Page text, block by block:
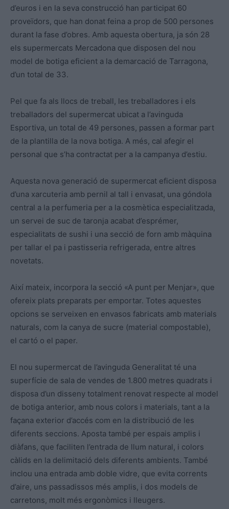
d’euros i en la seva construcció han participat 60
proveïdors, que han donat feina a prop de 500 persones
durant la fase d’obres. Amb aquesta obertura, ja són 28
els supermercats Mercadona que disposen del nou
model de botiga eficient a la demarcació de Tarragona,
d’un total de 33.
Pel que fa als llocs de treball, les treballadores i els
treballadors del supermercat ubicat a l’avinguda
Esportiva, un total de 49 persones, passen a formar part
de la plantilla de la nova botiga. A més, cal afegir el
personal que s’ha contractat per a la campanya d’estiu.
Aquesta nova generació de supermercat eficient disposa
d’una xarcuteria amb pernil al tall i envasat, una góndola
central a la perfumeria per a la cosmètica especialitzada,
un servei de suc de taronja acabat d’esprémer,
especialitats de sushi i una secció de forn amb màquina
per tallar el pa i pastisseria refrigerada, entre altres
novetats.
Així mateix, incorpora la secció «A punt per Menjar», que
ofereix plats preparats per emportar. Totes aquestes
opcions se serveixen en envasos fabricats amb materials
naturals, com la canya de sucre (material compostable),
el cartó o el paper.
El nou supermercat de l’avinguda Generalitat té una
superfície de sala de vendes de 1.800 metres quadrats i
disposa d’un disseny totalment renovat respecte al model
de botiga anterior, amb nous colors i materials, tant a la
façana exterior d’accés com en la distribució de les
diferents seccions. Aposta també per espais amplis i
diàfans, que faciliten l’entrada de llum natural, i colors
càlids en la delimitació dels diferents ambients. També
inclou una entrada amb doble vidre, que evita corrents
d’aire, uns passadissos més amplis, i dos models de
carretons, molt més ergonòmics i lleugers.